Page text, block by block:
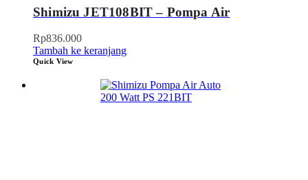
Shimizu JET108BIT – Pompa Air
Rp836.000
Tambah ke keranjang
Quick View